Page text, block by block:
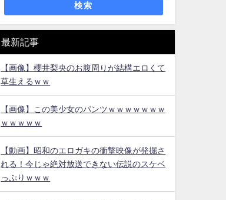
検索
最新記事
【画像】櫻井梨央のお腹周りが結構エロくて
草生えるｗｗ
【画像】この美少女のパンツｗｗｗｗｗｗｗ
ｗｗｗｗｗ
【動画】昭和のエロガキの衝撃映像が発掘さ
れる！今じゃ絶対放送できない伝説のスケベ
っぷりｗｗｗ